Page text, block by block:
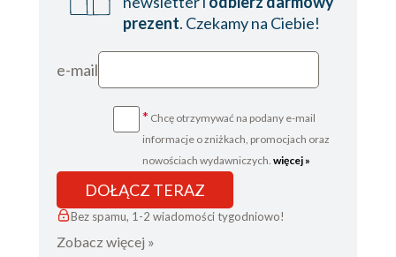
prezent. Czekamy na Ciebie!
e-mail
* Chcę otrzymywać na podany e-mail
informacje o zniżkach, promocjach oraz
nowościach wydawniczych. więcej »
DOŁĄCZ TERAZ
Bez spamu, 1-2 wiadomości tygodniowo!
Zobacz więcej »